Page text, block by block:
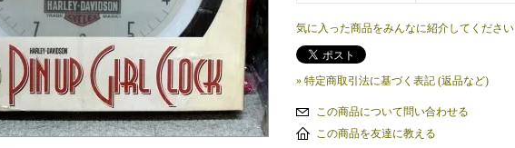
気に入った商品をみんなに紹介してください
» 特定商取引法に基づく表記 (返品など)
この商品について問い合わせる
この商品を友達に教える